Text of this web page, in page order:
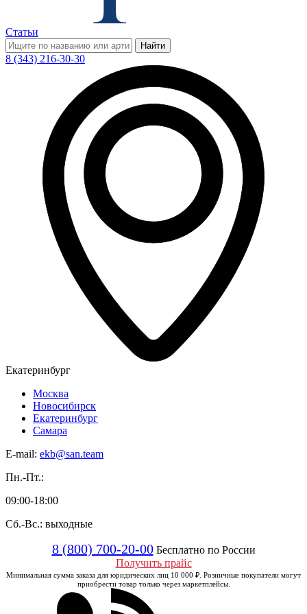
Статьи
Найти
8 (343) 216-30-30
Екатеринбург
Москва
Новосибирск
Екатеринбург
Самара
E-mail: ekb@san.team
Пн.-Пт.:
09:00-18:00
Сб.-Вс.: выходные
8 (800) 700-20-00 Бесплатно по России
Получить прайс
Минимальная сумма заказа для юридических лиц 10 000 ₽. Розничные покупатели могут
приобрести товар только через маркетплейсы.